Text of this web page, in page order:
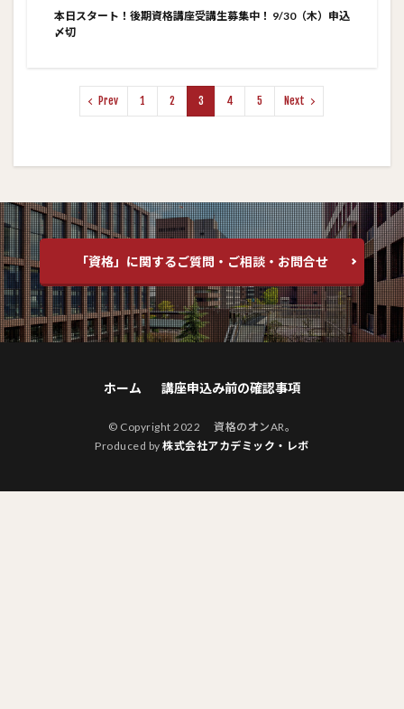
本日スタート！後期資格講座受講生募集中！ 9/30（木）申込
〆切
Prev 1 2 3 4 5 Next
「資格」に関するご質問・ご相談・お問合せ
ホーム 講座申込み前の確認事項
© Copyright 2022 資格のオンAR。
Produced by株式会社アカデミック・レボ